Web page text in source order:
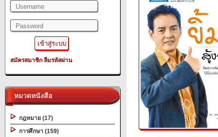
สมัครสมาชิก ลืมรหัสผ่าน
หมวดหนังสือ
กฎหมาย (17)
การศึกษา (159)